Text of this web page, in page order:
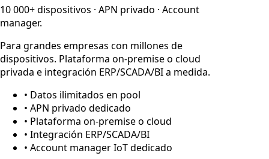
10 000+ dispositivos · APN privado · Account
manager.
Para grandes empresas con millones de
dispositivos. Plataforma on-premise o cloud
privada e integración ERP/SCADA/BI a medida.
• Datos ilimitados en pool
• APN privado dedicado
• Plataforma on-premise o cloud
• Integración ERP/SCADA/BI
• Account manager IoT dedicado